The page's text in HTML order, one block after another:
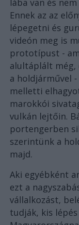
lába van és
Ennek az az
lépegetni és
videón meg is
prototípust -
alultáplált még,
a holdjárművel
melletti
marokkói
vulkán lejtőin.
portengerben
szerintünk a
majd.
Aki egyébként
ezt a
vállalkozást,
tudják, kis